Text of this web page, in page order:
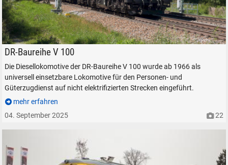
PRESS 114 703-2 bei Niederstraß, am 4. September 2025.
DR-Baureihe V 100
Die Diesellokomotive der DR-Baureihe V 100 wurde ab 1966 als
universell einsetzbare Lokomotive für den Personen- und
Güterzugdienst auf nicht elektrifizierten Strecken eingeführt.
mehr erfahren
04. September 2025
22
Durchsuchen
alles
Suche ...
suchen Abbrechen